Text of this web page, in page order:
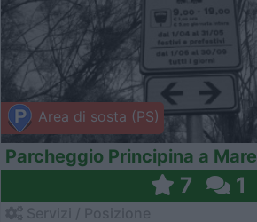
Area di sosta (PS)
Parcheggio Principina a Mare
7 1